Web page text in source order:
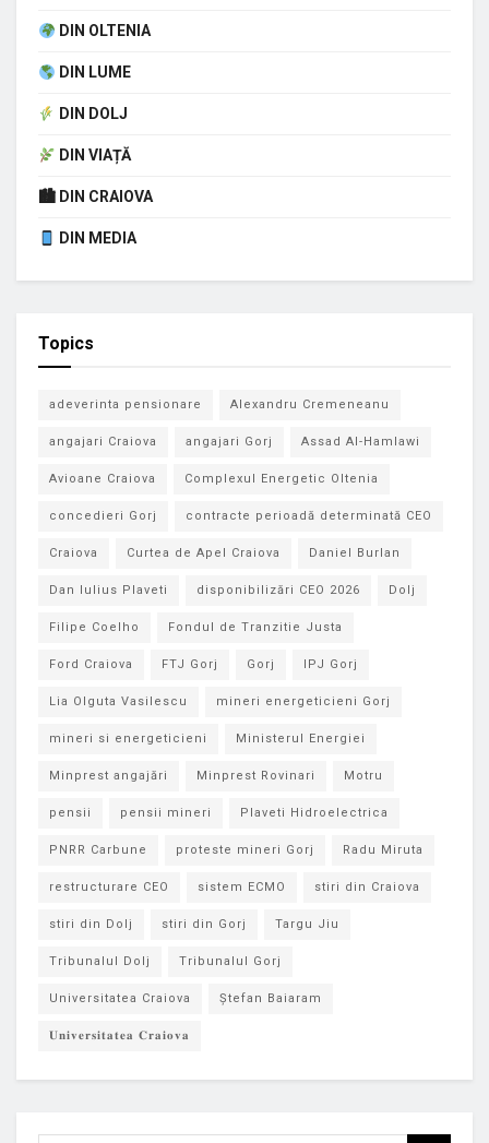
DIN OLTENIA
DIN LUME
DIN DOLJ
DIN VIAȚĂ
🏙 DIN CRAIOVA
DIN MEDIA
Topics
adeverinta pensionare Alexandru Cremeneanu
angajari Craiova angajari Gorj Assad Al-Hamlawi
Avioane Craiova Complexul Energetic Oltenia
concedieri Gorj contracte perioadă determinată CEO
Craiova Curtea de Apel Craiova Daniel Burlan
Dan Iulius Plaveti disponibilizări CEO 2026 Dolj
Filipe Coelho Fondul de Tranzitie Justa
Ford Craiova FTJ Gorj Gorj IPJ Gorj
Lia Olguta Vasilescu mineri energeticieni Gorj
mineri si energeticieni Ministerul Energiei
Minprest angajări Minprest Rovinari Motru
pensii pensii mineri Plaveti Hidroelectrica
PNRR Carbune proteste mineri Gorj Radu Miruta
restructurare CEO sistem ECMO stiri din Craiova
stiri din Dolj stiri din Gorj Targu Jiu
Tribunalul Dolj Tribunalul Gorj
Universitatea Craiova Ștefan Baiaram
𝐔𝐧𝐢𝐯𝐞𝐫𝐬𝐢𝐭𝐚𝐭𝐞𝐚 𝐂𝐫𝐚𝐢𝐨𝐯𝐚